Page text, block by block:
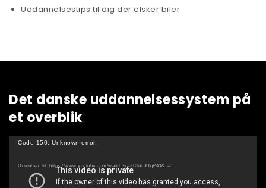
Uddannelsestips til dig der elsker biler
Det danske uddannelsessystem på
et overblik
Videoafspiller
Code 150: Unknown error.
Download fil: https://www.youtube.com/watch?v=3CtnbdUgP40&_=1